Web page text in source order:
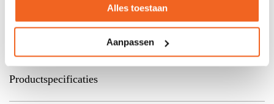
Alles toestaan
Aanpassen
montagebeugels onder uw bureaublad, zie voorbeeld.
Bent u op zoek naar een akoestische scheidingswand met
een kortere levertijd? Bekijk dan onze
Productspecificaties